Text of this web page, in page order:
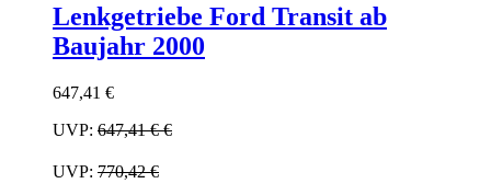
Lenkgetriebe Ford Transit ab
Baujahr 2000
647,41 €
UVP: 647,41 €€
UVP: 770,42 €